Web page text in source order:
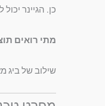
כן. הגיינר
מתי רואים
שילוב של ביג